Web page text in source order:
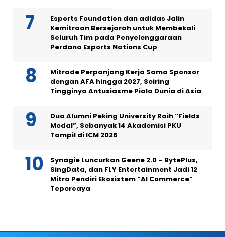
Esports Foundation dan adidas Jalin
Kemitraan Bersejarah untuk Membekali
Seluruh Tim pada Penyelenggaraan
Perdana Esports Nations Cup
Mitrade Perpanjang Kerja Sama Sponsor
dengan AFA hingga 2027, Seiring
Tingginya Antusiasme Piala Dunia di Asia
Dua Alumni Peking University Raih “Fields
Medal”, Sebanyak 14 Akademisi PKU
Tampil di ICM 2026
Synagie Luncurkan Geene 2.0 – BytePlus,
SingData, dan FLY Entertainment Jadi 12
Mitra Pendiri Ekosistem “AI Commerce”
Tepercaya